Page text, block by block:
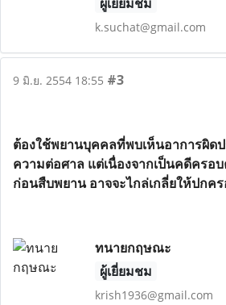
k.suchat@gmail.com
9 มิ.ย. 2554 18:55 #3
ต้องใช้พยานบุคคลที่พบเห็นอาการผิด
ความต่อศาล แต่เนื่องจากเป็นคดีครอ
ก่อนสืบพยาน อาจจะไกล่เกลี่ยให้ปกค
ทนายกฤษณะ
ผู้เยี่ยมชม
krish1936@gmail.com